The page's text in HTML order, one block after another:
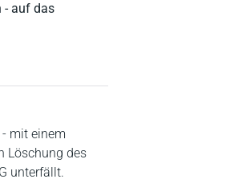
- auf das
mit einem
Löschung des
unterfällt.